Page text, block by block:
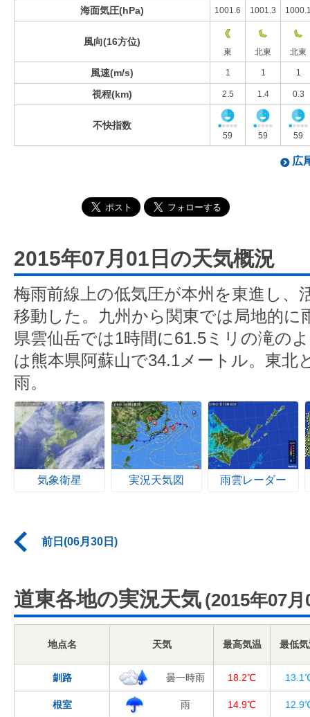
海面気圧(hPa) 1001.6 1001.3
風向(16方位)
東 北東 北東
風速(m/s) 1 1 1
視程(km) 2.5 1.4 0.3
不快指数
59 59 59
広
2015年07月01日の天気概況
梅雨前線上の低気圧が本州を東進し、
移動した。九州から関東では局地的に
県雲仙岳では1時間に61.5ミリの滝の
は熊本県阿蘇山で34.1メートル。東北
雨。
気象衛星 実況天気図 雨雲レーダー
前日(06月30日)
道東各地の実況天気 (2015年07月
地点名 天気 最高気温 最低
釧路 曇一時雨 18.2℃
根室 雨 14.9℃